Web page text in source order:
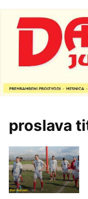
proslava